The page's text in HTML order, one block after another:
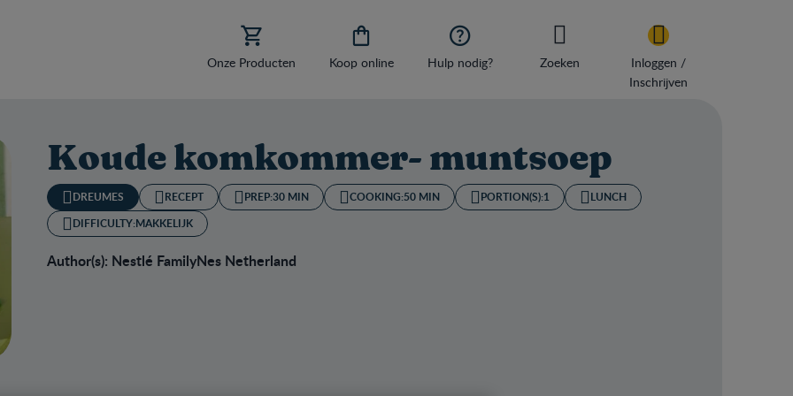

Onze Producten

Koop online

Hulp nodig? Zoeken
Inloggen /
Inschrijven
Koude komkommer- muntsoep
DREUMES RECEPT PREP:30 MIN COOKING:50 MIN PORTION(S):1
LUNCH
DIFFICULTY:MAKKELIJK
Author(s): Nestlé FamilyNes Netherland